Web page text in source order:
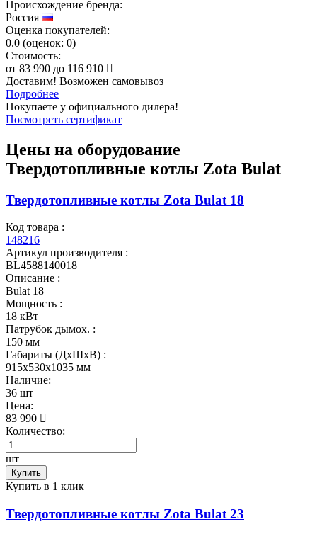
Происхождение бренда:
Россия
Оценка покупателей:
0.0 (оценок: 0)
Стоимость:
от 83 990 до 116 910
Доставим! Возможен самовывоз
Подробнее
Покупаете у официального дилера!
Посмотреть сертификат
Цены на оборудование
Твердотопливные котлы Zota Bulat
Твердотопливные котлы Zota Bulat 18
Код товара :
148216
Артикул производителя :
BL4588140018
Описание :
Bulat 18
Мощность :
18 кВт
Патрубок дымох. :
150 мм
Габариты (ДхШхВ) :
915x530x1035 мм
Наличие:
36 шт
Цена:
83 990
Количество:
шт
Купить
Купить в 1 клик
Твердотопливные котлы Zota Bulat 23